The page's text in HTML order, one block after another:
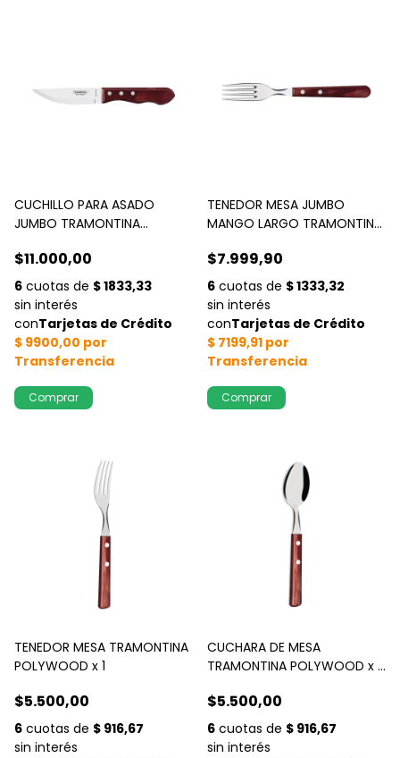
CUCHILLO PARA ASADO
JUMBO TRAMONTINA
$11.000,00
TENEDOR MESA JUMBO
MANGO LARGO TRAMONTINA
$7.999,90
TENEDOR MESA TRAMONTINA
POLYWOOD x 1
$5.500,00
CUCHARA DE MESA
TRAMONTINA POLYWOOD x 1
$5.500,00